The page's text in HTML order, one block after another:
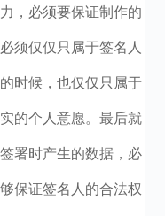
，必须要保证制作的
须仅仅只属于签名人
时候，也仅仅只属于
的个人意愿。最后就
署时产生的数据，必
保证签名人的合法权